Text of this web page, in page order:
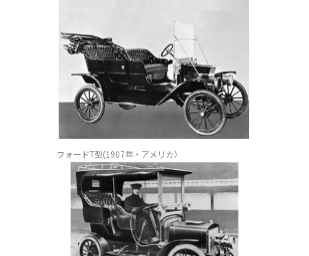
フォードT型(1907年・アメリカ）